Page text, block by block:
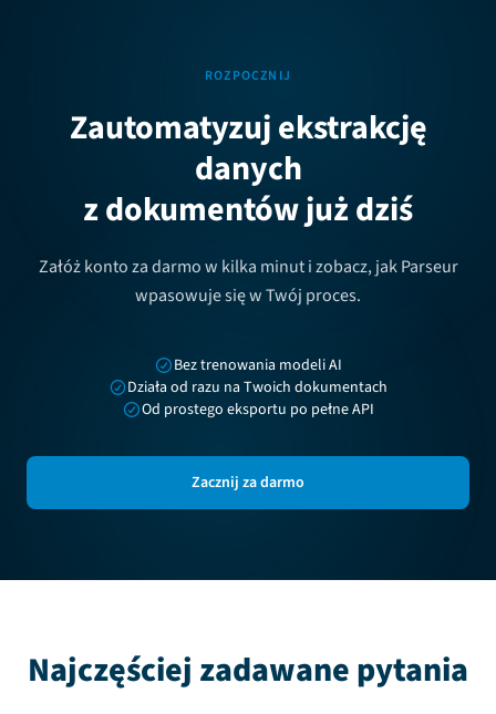
ROZPOCZNIJ
Zautomatyzuj ekstrakcję
danych
z dokumentów już dziś
Załóż konto za darmo w kilka minut i zobacz, jak Parseur
wpasowuje się w Twój proces.
Bez trenowania modeli AI
Działa od razu na Twoich dokumentach
Od prostego eksportu po pełne API
Zacznij za darmo
Najczęściej zadawane pytania